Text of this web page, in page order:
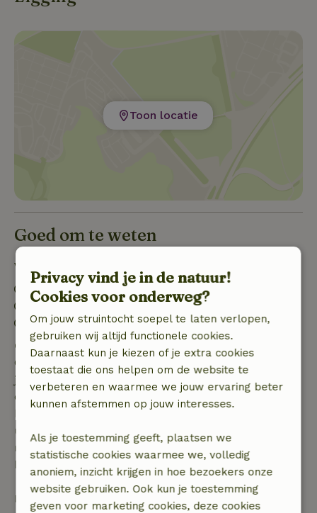
Toon locatie
Goed om te weten
Verblijfdetails
Inchecken: 16:00- 21:30
Uitchecken: 08:00- 11:00
Vuurwerkvrije omgeving
Gratis annuleren binnen 7 dagen
Gratis annuleren binnen 7 dagen na bevestiging van
je boeking, bij een boekingsaanvraag meer dan 28
dagen voor aanvang. Bij een boeking met aanvang
binnen 28 dagen geldt gratis annuleren binnen 24
uur. Bij annulering binnen gestelde periode heb je
recht op volledige terugbetaling van het
boekingsbedrag.
Daarna krijg je een deel van de reissom en 100% van
Privacy vind je in de natuur!
Cookies voor onderweg?
Om jouw struintocht soepel te laten verlopen,
gebruiken wij altijd functionele cookies.
Daarnaast kun je kiezen of je extra cookies
toestaat die ons helpen om de website te
verbeteren en waarmee we jouw ervaring beter
kunnen afstemmen op jouw interesses.
Als je toestemming geeft, plaatsen we
statistische cookies waarmee we, volledig
anoniem, inzicht krijgen in hoe bezoekers onze
website gebruiken. Ook kun je toestemming
geven voor marketing cookies, deze cookies